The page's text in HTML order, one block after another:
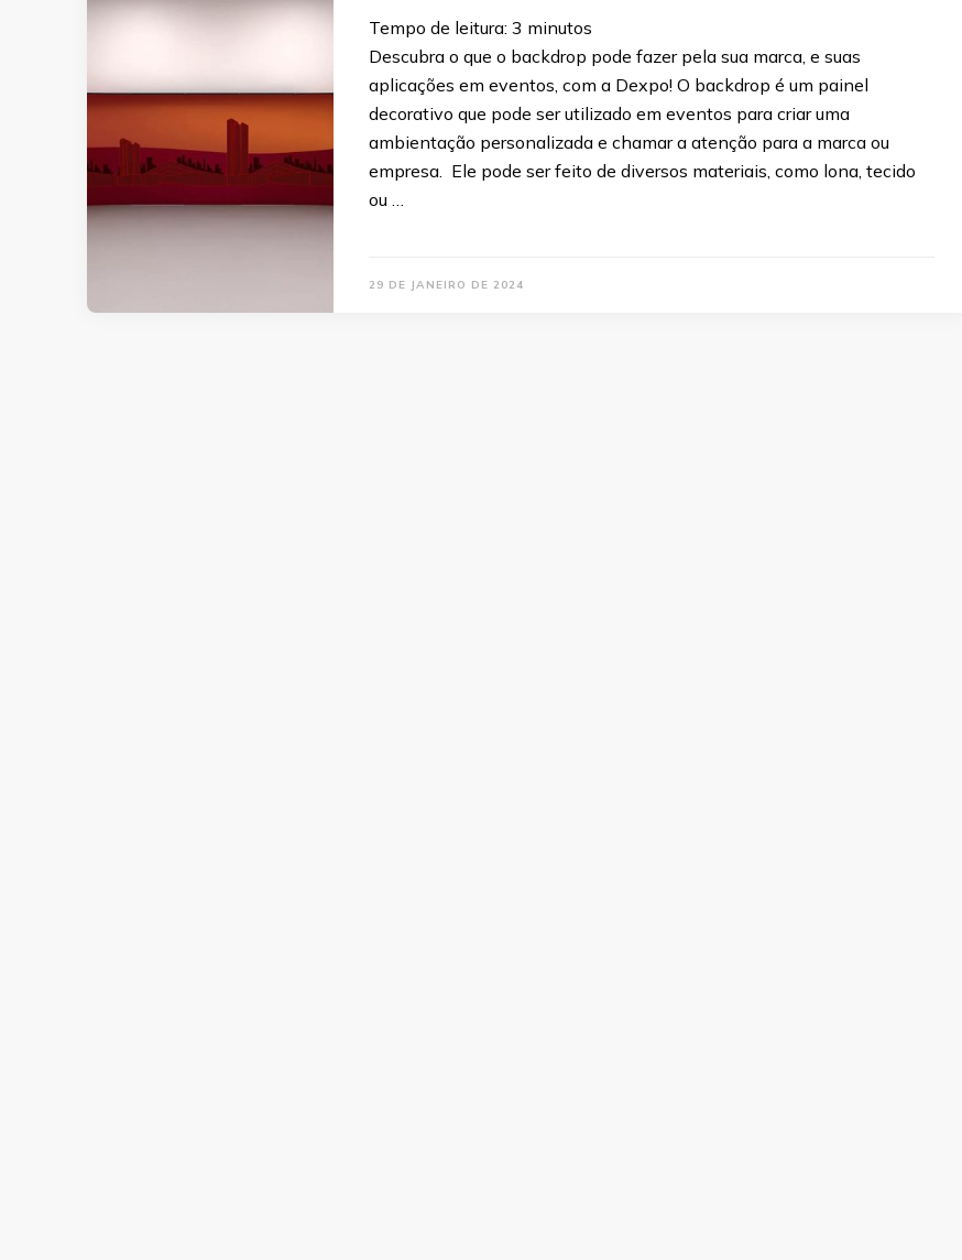
Tempo de leitura: 3 minutos
Descubra o que o backdrop pode fazer pela sua marca, e suas
aplicações em eventos, com a Dexpo! O backdrop é um painel
decorativo que pode ser utilizado em eventos para criar uma
ambientação personalizada e chamar a atenção para a marca ou
empresa. Ele pode ser feito de diversos materiais, como lona, tecido
ou …
29 DE JANEIRO DE 2024